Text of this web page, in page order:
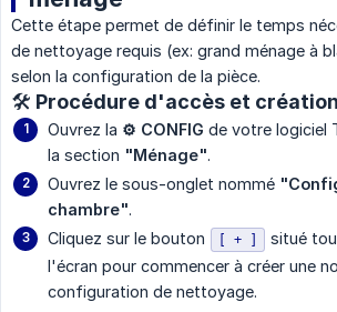
Cette étape permet de définir le temps
de nettoyage requis (ex: grand ménage à
selon la configuration de la pièce.
🛠️ Procédure d'accès et création
Ouvrez la ⚙️ CONFIG de votre logiciel
la section "Ménage".
Ouvrez le sous-onglet nommé
chambre".
Cliquez sur le bouton
[ + ]
situé
l'écran pour commencer à créer une
configuration de nettoyage.